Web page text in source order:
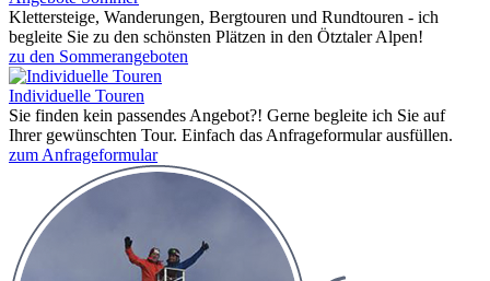
Klettersteige, Wanderungen, Bergtouren und Rundtouren - ich
begleite Sie zu den schönsten Plätzen in den Ötztaler Alpen!
zu den Sommerangeboten
Individuelle Touren
Sie finden kein passendes Angebot?! Gerne begleite ich Sie auf
Ihrer gewünschten Tour. Einfach das Anfrageformular ausfüllen.
zum Anfrageformular